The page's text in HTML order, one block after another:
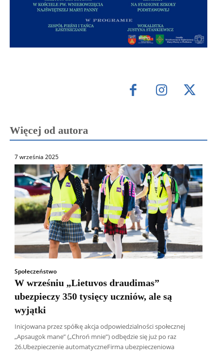
Więcej od autora
7 września 2025
Społeczeństwo
W wrześniu „Lietuvos draudimas”
ubezpieczy 350 tysięcy uczniów, ale są
wyjątki
Inicjowana przez spółkę akcja odpowiedzialności społecznej
„Apsaugok mane” („Chroń mnie”) odbędzie się już po raz
26.Ubezpieczenie automatyczneFirma ubezpieczeniowa